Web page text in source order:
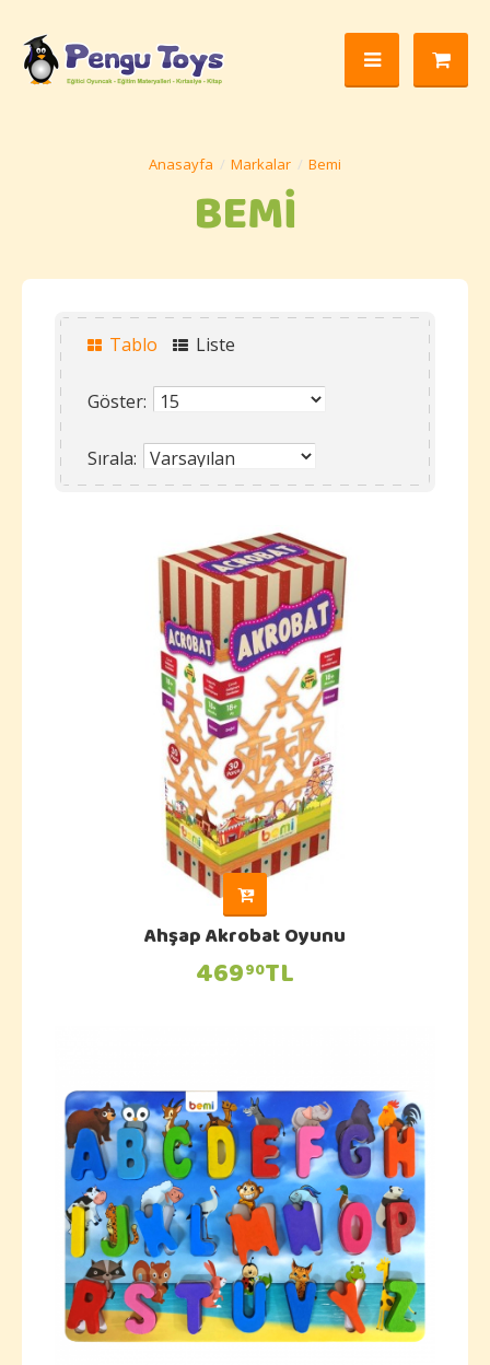
Markalar Bemi
BEMI
Tablo Liste
Göster:
Sırala:
Ahşap Akrobat Oyunu
46990TL